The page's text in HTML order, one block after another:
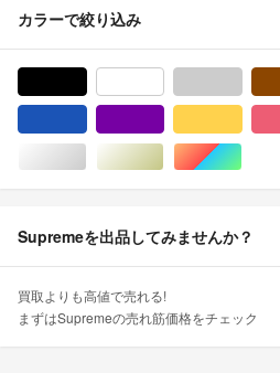
カラーで絞り込み
シルバー/銀色系ゴールド/金色系
マル
Supremeを出品してみませんか？
買取よりも高値で売れる!
まずはSupremeの売れ筋価格をチェック